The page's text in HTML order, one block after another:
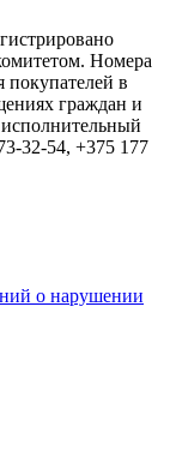
Номера
покупателей в
граждан и
32-54, +375 177
о нарушении